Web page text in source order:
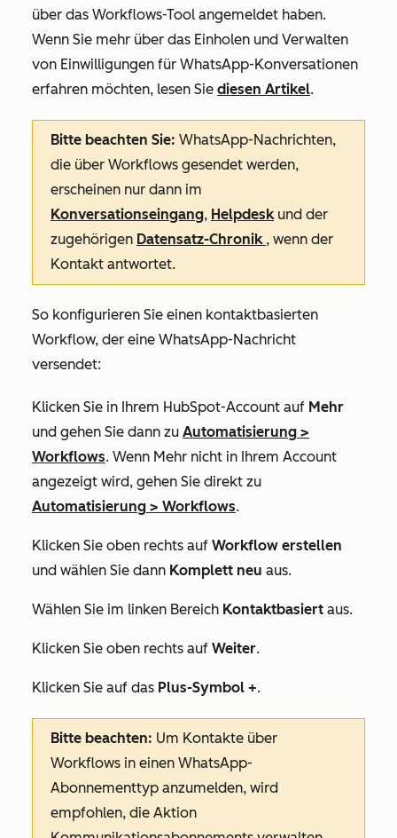
über das Workflows-Tool angemeldet haben.
Wenn Sie mehr über das Einholen und Verwalten
von Einwilligungen für WhatsApp-Konversationen
erfahren möchten, lesen Sie diesen Artikel.
Bitte beachten Sie: WhatsApp-Nachrichten,
die über Workflows gesendet werden,
erscheinen nur dann im
Konversationseingang, Helpdeskund der
zugehörigen Datensatz-Chronik , wenn der
Kontakt antwortet.
So konfigurieren Sie einen kontaktbasierten
Workflow, der eine WhatsApp-Nachricht
versendet:
Klicken Sie in Ihrem HubSpot-Account auf Mehr
und gehen Sie dann zu Automatisierung >
Workflows. Wenn Mehr nicht in Ihrem Account
angezeigt wird, gehen Sie direkt zu
Automatisierung > Workflows.
Klicken Sie oben rechts auf Workflow erstellen
und wählen Sie dann Komplett neu aus.
Wählen Sie im linken Bereich Kontaktbasiert aus.
Klicken Sie oben rechts auf Weiter.
Klicken Sie auf das Plus-Symbol +.
Bitte beachten: Um Kontakte über
Workflows in einen WhatsApp-
Abonnementtyp anzumelden, wird
empfohlen, die Aktion